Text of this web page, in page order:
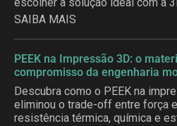
SAIBA MAIS
PEEK na Impressão 3D: o
compromisso da engenharia
Descubra como o PEEK na
eliminou o trade-off entre força
resistência térmica, química e